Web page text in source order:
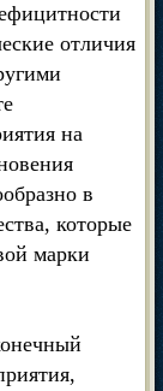
отличия
на
в
которые
марки